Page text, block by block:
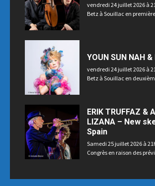
vendredi 24 juillet 2026 à
Betz à Souillac en
YOUN SUN NAH
vendredi 24 juillet 2026 à
Betz à Souillac en
ERIK TRUFFAZ &
LIZANA – New
Spain
Samedi 25 juillet 2026 à
Congrès en raison des